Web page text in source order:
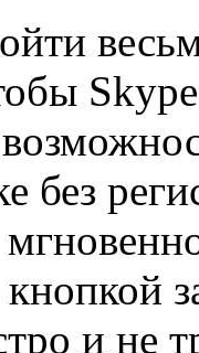
без
и не